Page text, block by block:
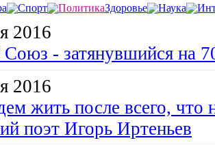
Спорт ПолитикаЗдоровье Наука
2016
Союз - затянувшийся на
2016
жить после всего, что
поэт Игорь Иртеньев